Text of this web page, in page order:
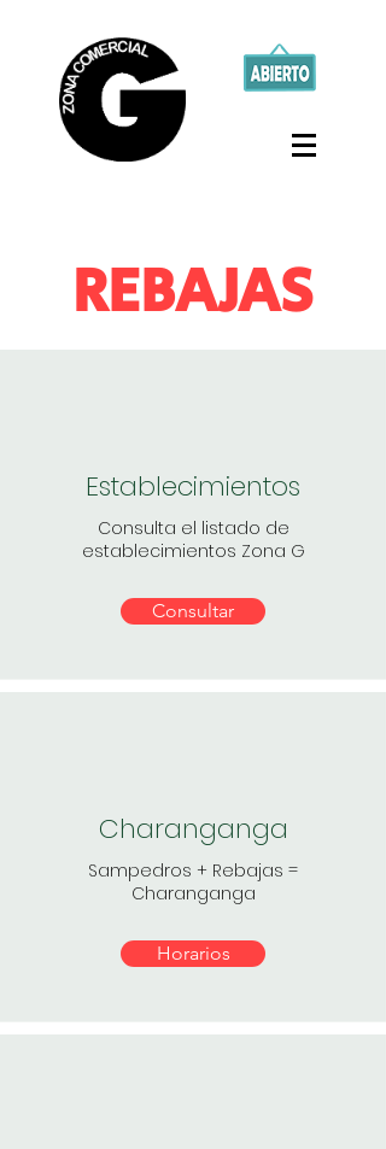
REBAJAS
Establecimientos
Consulta el listado de
establecimientos Zona G
Consultar
Charanganga
Sampedros + Rebajas =
Charanganga
Horarios